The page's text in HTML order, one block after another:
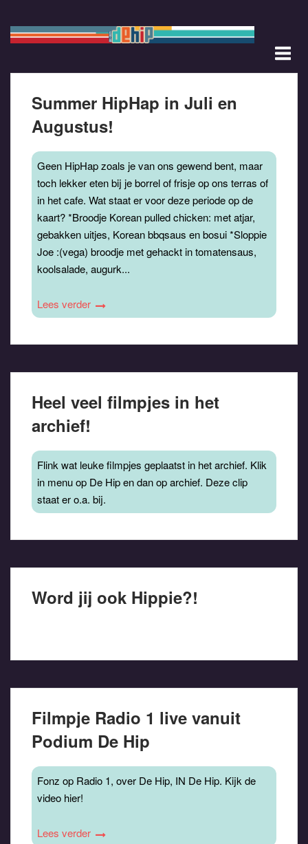
naar
Summer HipHap in Juli en
Augustus!
Geen HipHap zoals je van ons gewend bent, maar
toch lekker eten bij je borrel of frisje op ons terras of
in het cafe. Wat staat er voor deze periode op de
kaart? *Broodje Korean pulled chicken: met atjar,
gebakken uitjes, Korean bbqsaus en bosui *Sloppie
Joe :(vega) broodje met gehackt in tomatensaus,
koolsalade, augurk...
Lees verder
Heel veel filmpjes in het
archief!
Flink wat leuke filmpjes geplaatst in het archief. Klik
in menu op De Hip en dan op archief. Deze clip
staat er o.a. bij.
Word jij ook Hippie?!
Filmpje Radio 1 live vanuit
Podium De Hip
Fonz op Radio 1, over De Hip, IN De Hip. Kijk de
video hier!
Lees verder